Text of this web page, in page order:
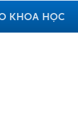
KHOA HỌC